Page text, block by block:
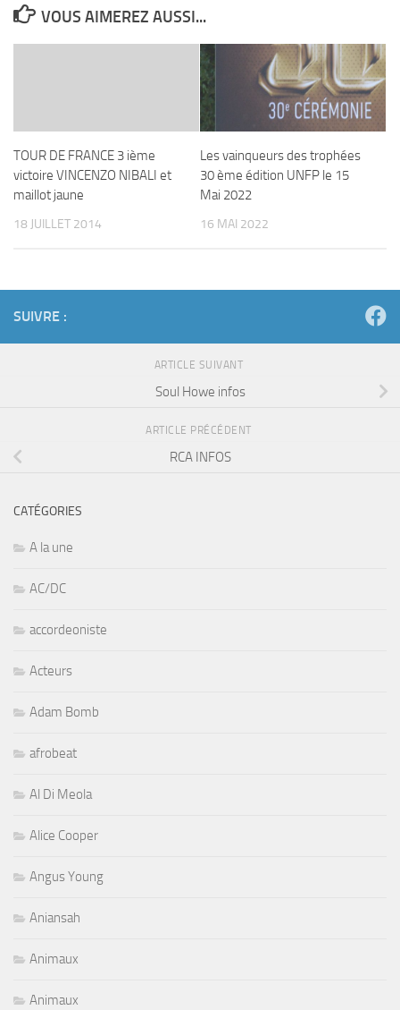
VOUS AIMEREZ AUSSI...
TOUR DE FRANCE 3 ième
victoire VINCENZO NIBALI et
maillot jaune
18 JUILLET 2014
Les vainqueurs des trophées
30 ème édition UNFP le 15
Mai 2022
16 MAI 2022
SUIVRE :
ARTICLE SUIVANT
Soul Howe infos
ARTICLE PRÉCÉDENT
RCA INFOS
CATÉGORIES
A la une
AC/DC
accordeoniste
Acteurs
Adam Bomb
afrobeat
Al Di Meola
Alice Cooper
Angus Young
Aniansah
Animaux
Animaux